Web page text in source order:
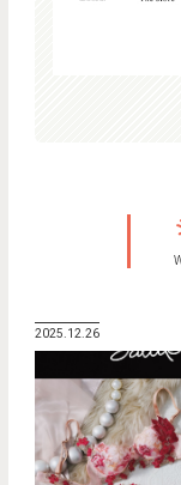
2025.12.26